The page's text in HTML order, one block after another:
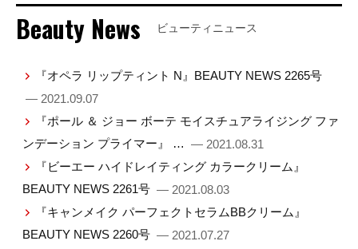
Beauty News ビューティニュース
『オペラ リップティント N』BEAUTY NEWS 2265号
— 2021.09.07
『ポール ＆ ジョー ボーテ モイスチュアライジング ファ
ンデーション プライマー』 … — 2021.08.31
『ビーエー ハイドレイティング カラークリーム』
BEAUTY NEWS 2261号 — 2021.08.03
『キャンメイク パーフェクトセラムBBクリーム』
BEAUTY NEWS 2260号 — 2021.07.27